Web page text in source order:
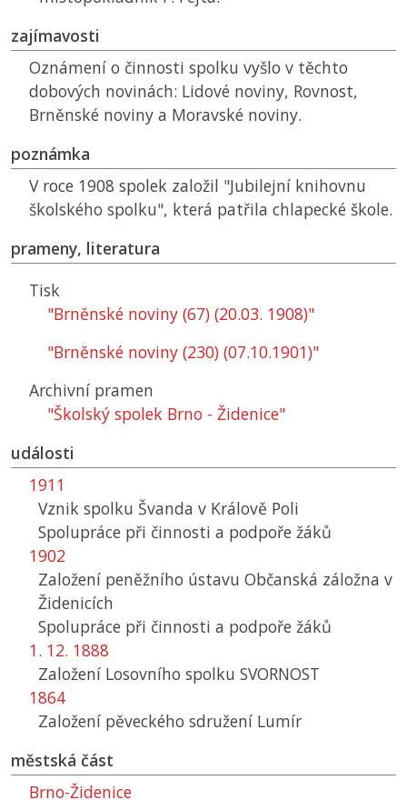
zajímavosti
Oznámení o činnosti spolku vyšlo v těchto
dobových novinách: Lidové noviny, Rovnost,
Brněnské noviny a Moravské noviny.
poznámka
V roce 1908 spolek založil "Jubilejní knihovnu
školského spolku", která patřila chlapecké škole.
prameny, literatura
Tisk
"Brněnské noviny (67) (20.03. 1908)"
"Brněnské noviny (230) (07.10.1901)"
Archivní pramen
"Školský spolek Brno - Židenice"
události
1911
Vznik spolku Švanda v Králově Poli
Spolupráce při činnosti a podpoře žáků
1902
Založení peněžního ústavu Občanská záložna v
Židenicích
Spolupráce při činnosti a podpoře žáků
1. 12. 1888
Založení Losovního spolku SVORNOST
1864
Založení pěveckého sdružení Lumír
městská část
Brno-Židenice